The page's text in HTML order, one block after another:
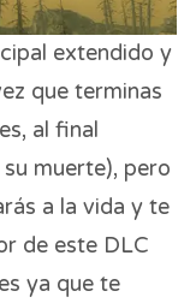
extendido y
que terminas
al final
muerte), pero
a la vida y te
de este DLC
ya que te